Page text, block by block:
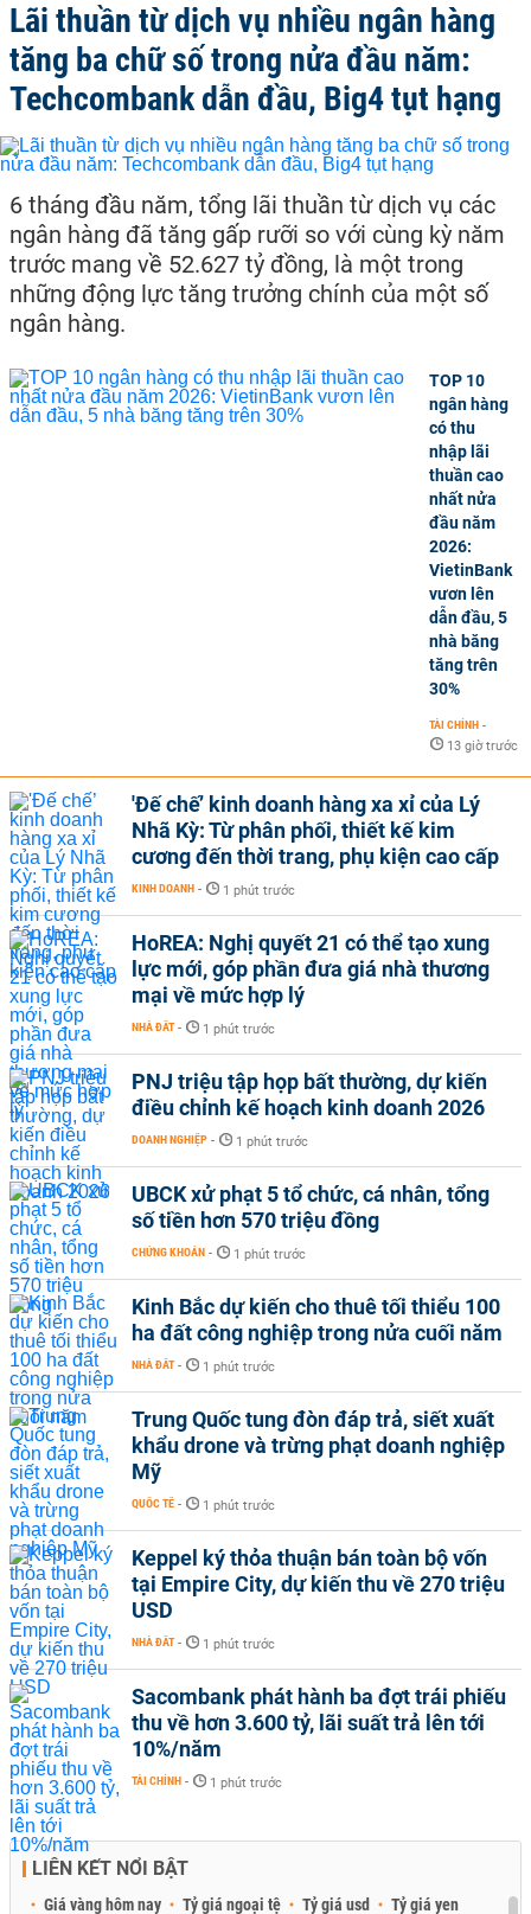
Lãi thuần từ dịch vụ nhiều ngân hàng
tăng ba chữ số trong nửa đầu năm:
Techcombank dẫn đầu, Big4 tụt hạng
6 tháng đầu năm, tổng lãi thuần từ dịch vụ các
ngân hàng đã tăng gấp rưỡi so với cùng kỳ năm
trước mang về 52.627 tỷ đồng, là một trong
những động lực tăng trưởng chính của một số
ngân hàng.
TOP 10
ngân hàng
có thu
nhập lãi
thuần cao
nhất nửa
đầu năm
2026:
VietinBank
vươn lên
dẫn đầu, 5
nhà băng
tăng trên
30%
TÀI CHÍNH -
13 giờ trước
'Đế chế’ kinh doanh hàng xa xỉ của Lý
Nhã Kỳ: Từ phân phối, thiết kế kim
cương đến thời trang, phụ kiện cao cấp
KINH DOANH - 1 phút trước
HoREA: Nghị quyết 21 có thể tạo xung
lực mới, góp phần đưa giá nhà thương
mại về mức hợp lý
NHÀ ĐẤT - 1 phút trước
PNJ triệu tập họp bất thường, dự kiến
điều chỉnh kế hoạch kinh doanh 2026
DOANH NGHIỆP - 1 phút trước
UBCK xử phạt 5 tổ chức, cá nhân, tổng
số tiền hơn 570 triệu đồng
CHỨNG KHOÁN - 1 phút trước
Kinh Bắc dự kiến cho thuê tối thiểu 100
ha đất công nghiệp trong nửa cuối năm
NHÀ ĐẤT - 1 phút trước
Trung Quốc tung đòn đáp trả, siết xuất
khẩu drone và trừng phạt doanh nghiệp
Mỹ
QUỐC TẾ - 1 phút trước
Keppel ký thỏa thuận bán toàn bộ vốn
tại Empire City, dự kiến thu về 270 triệu
USD
NHÀ ĐẤT - 1 phút trước
Sacombank phát hành ba đợt trái phiếu
thu về hơn 3.600 tỷ, lãi suất trả lên tới
10%/năm
TÀI CHÍNH - 1 phút trước
LIÊN KẾT NỔI BẬT
Giá vàng hôm nay Tỷ giá ngoại tệ Tỷ giá usd Tỷ giá yen